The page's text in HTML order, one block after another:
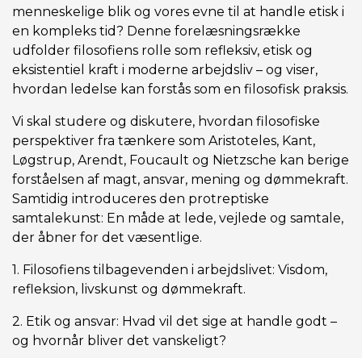
menneskelige blik og vores evne til at handle etisk i
en kompleks tid? Denne forelæsningsrække
udfolder filosofiens rolle som refleksiv, etisk og
eksistentiel kraft i moderne arbejdsliv – og viser,
hvordan ledelse kan forstås som en filosofisk praksis.
Vi skal studere og diskutere, hvordan filosofiske
perspektiver fra tænkere som Aristoteles, Kant,
Løgstrup, Arendt, Foucault og Nietzsche kan berige
forståelsen af magt, ansvar, mening og dømmekraft.
Samtidig introduceres den protreptiske
samtalekunst: En måde at lede, vejlede og samtale,
der åbner for det væsentlige.
1. Filosofiens tilbagevenden i arbejdslivet: Visdom,
refleksion, livskunst og dømmekraft.
2. Etik og ansvar: Hvad vil det sige at handle godt –
og hvornår bliver det vanskeligt?